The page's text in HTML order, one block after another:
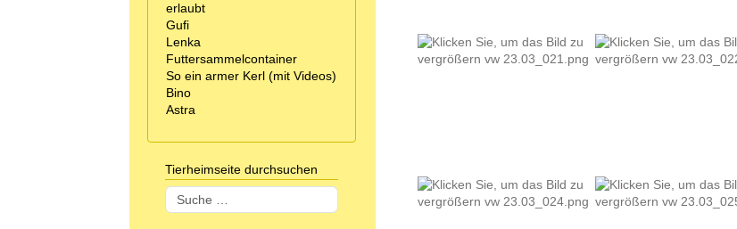
erlaubt
Gufi
Lenka
Futtersammelcontainer
So ein armer Kerl (mit Videos)
Bino
Astra
Tierheimseite durchsuchen
Suchen